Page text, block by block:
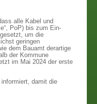
alle Kabel und
PoP) bis zum Ein-
um die
geringen
dem Bauamt derartige
der Kommune
im Mai 2024 der erste
damit die